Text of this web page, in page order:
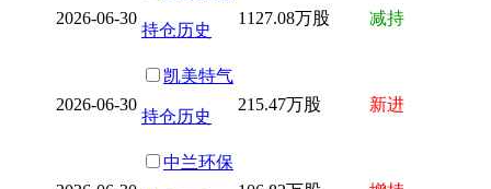
2026-06-30
持仓历史
1127.08万股 减持
2026-06-30
凯美特气
持仓历史
215.47万股 新进
中兰环保